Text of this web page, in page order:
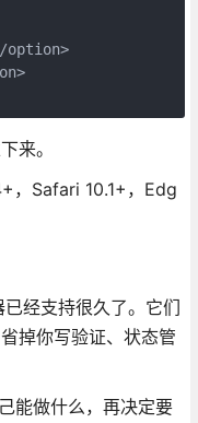
option>
来。
，Safari 10.1+，Edg
经支持很久了。它们
掉你写验证、状态管
能做什么，再决定要